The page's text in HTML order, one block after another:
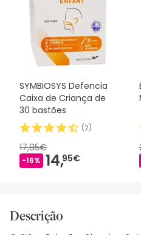
SYMBIOSYS Defencia
Caixa de Criança de
30 bastões
(2)
17,85€
-16% 14,95€
Descrição